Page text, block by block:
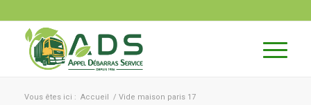
Vous êtes ici : Accueil / Vide maison paris 17